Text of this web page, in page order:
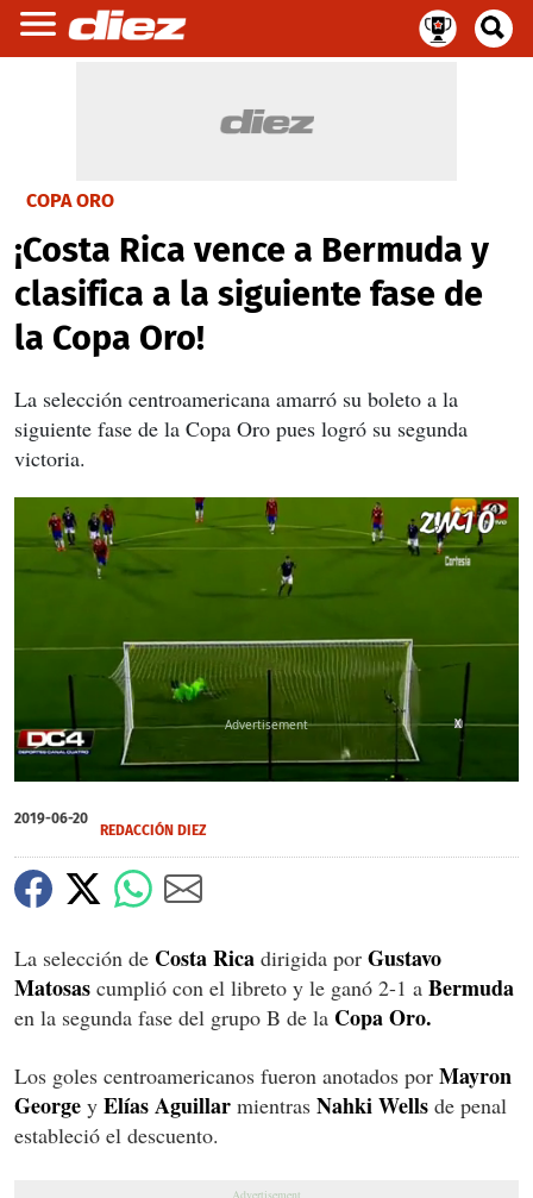
COPA ORO
¡Costa Rica vence a Bermuda y
clasifica a la siguiente fase de
la Copa Oro!
La selección centroamericana amarró su boleto a la
siguiente fase de la Copa Oro pues logró su segunda
victoria.
seconds
of
seconds
X
2019-06-20
REDACCIÓN DIEZ
La selección de Costa Rica dirigida por Gustavo
Matosas cumplió con el libreto y le ganó 2-1 a Bermuda
en la segunda fase del grupo B de la Copa Oro.
Los goles centroamericanos fueron anotados por Mayron
George y Elías Aguillar mientras Nahki Wells de penal
estableció el descuento.